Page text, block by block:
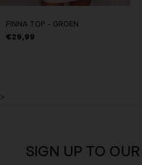
FINNA TOP - GROEN
€29,99
>
SIGN UP TO